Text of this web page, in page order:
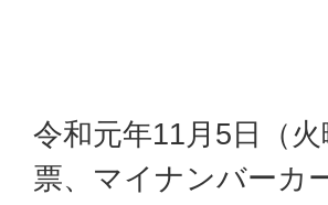
令和元年11月5日（
票、マイナンバーカ